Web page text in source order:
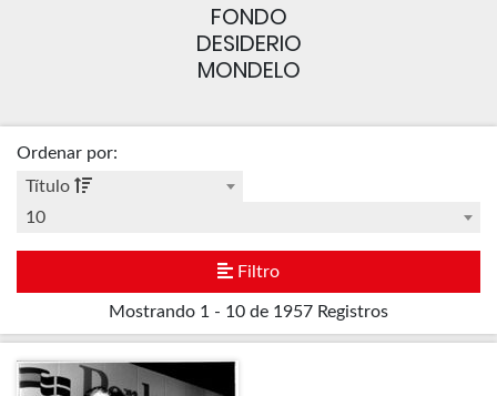
FONDO
DESIDERIO
MONDELO
Mostrando 1 - 10 de 1957 Registros
Ordenar por:
Título
10
Filtro